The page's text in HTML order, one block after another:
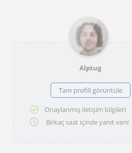
Alptug
Tam profili görüntüle
Onaylanmış iletişim bilgileri
Birkaç saat içinde yanıt verir